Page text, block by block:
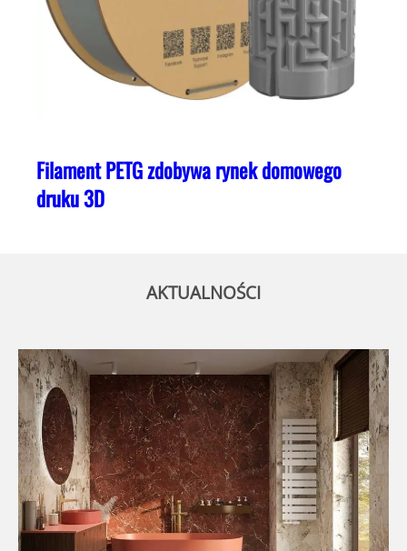
Filament PETG zdobywa rynek domowego
druku 3D
AKTUALNOŚCI